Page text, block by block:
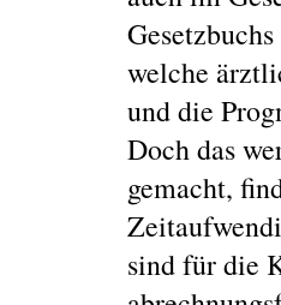
welche
und die
Doch das
gemacht,
sind für die